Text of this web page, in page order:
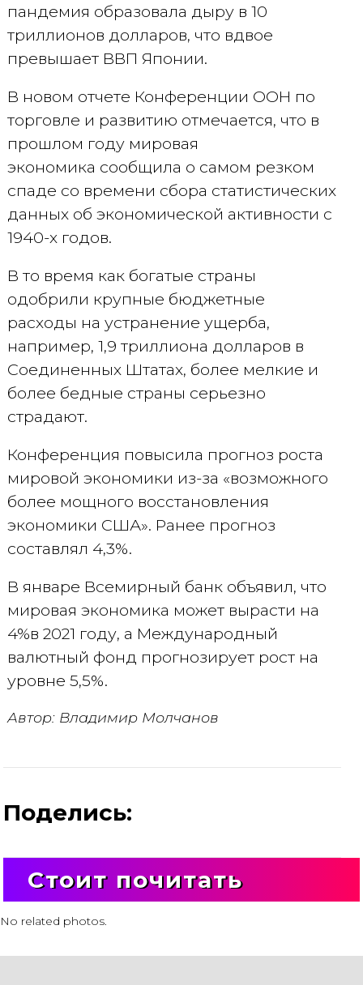
пандемия образовала дыру в 10
триллионов долларов, что вдвое
превышает ВВП Японии.
В новом отчете Конференции ООН по
торговле и развитию отмечается, что в
прошлом году мировая
экономика сообщила о самом резком
спаде со времени сбора статистических
данных об экономической активности с
1940-х годов.
В то время как богатые страны
одобрили крупные бюджетные
расходы на устранение ущерба,
например, 1,9 триллиона долларов в
Соединенных Штатах, более мелкие и
более бедные страны серьезно
страдают.
Конференция повысила прогноз роста
мировой экономики из-за «возможного
более мощного восстановления
экономики США». Ранее прогноз
составлял 4,3%.
В январе Всемирный банк объявил, что
мировая экономика может вырасти на
4%в 2021 году, а Международный
валютный фонд прогнозирует рост на
уровне 5,5%.
Автор: Владимир Молчанов
Поделись:
Стоит почитать
No related photos.